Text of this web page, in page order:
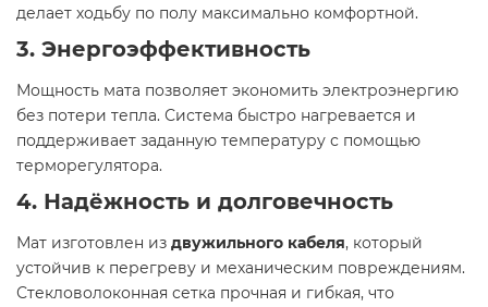
делает ходьбу по полу максимально комфортной.
3. Энергоэффективность
Мощность мата позволяет экономить электроэнергию
без потери тепла. Система быстро нагревается и
поддерживает заданную температуру с помощью
терморегулятора.
4. Надёжность и долговечность
Мат изготовлен из двужильного кабеля, который
устойчив к перегреву и механическим повреждениям.
Стекловолоконная сетка прочная и гибкая, что